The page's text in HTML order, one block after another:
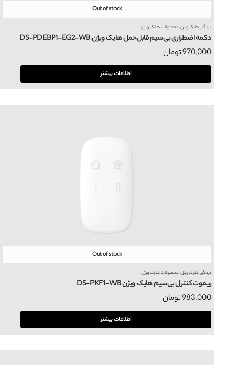
Out of stock
دزدگیر هایک ویژن,محصولات هایک ویژن
دکمه اضطراری بی‌سیم قابل‌حمل هایک ویژن DS-PDEBP1-EG2-WB
970,000تومان
اطلاعات بیشتر
Out of stock
دزدگیر هایک ویژن,محصولات هایک ویژن
ریموت کنترل بی‌سیم هایک ویژن DS-PKF1-WB
983,000تومان
اطلاعات بیشتر